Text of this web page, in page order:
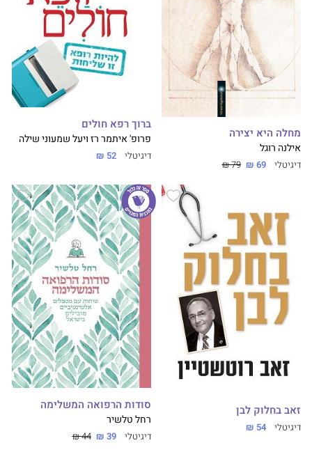
מחלה היא יצירה
אילנה רוגל
דיגיטלי 69 ₪
79 ₪
ברוך רפא חולים
פרופ' איתמר רז ויעל שמעוני שילה
דיגיטלי 52 ₪
זאב בחלוק לבן
דיגיטלי 54 ₪
סודות הרפואה המשלימה
רחל טלשיר
דיגיטלי 39 ₪
44 ₪